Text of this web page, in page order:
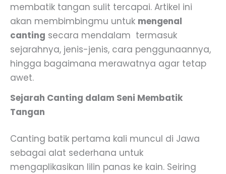
membatik tangan sulit tercapai. Artikel ini
akan membimbingmu untuk mengenal
canting secara mendalam termasuk
sejarahnya, jenis-jenis, cara penggunaannya,
hingga bagaimana merawatnya agar tetap
awet.
Sejarah Canting dalam Seni Membatik
Tangan
Canting batik pertama kali muncul di Jawa
sebagai alat sederhana untuk
mengaplikasikan lilin panas ke kain. Seiring